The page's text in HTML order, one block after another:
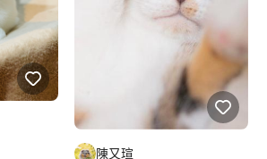
陳又瑄